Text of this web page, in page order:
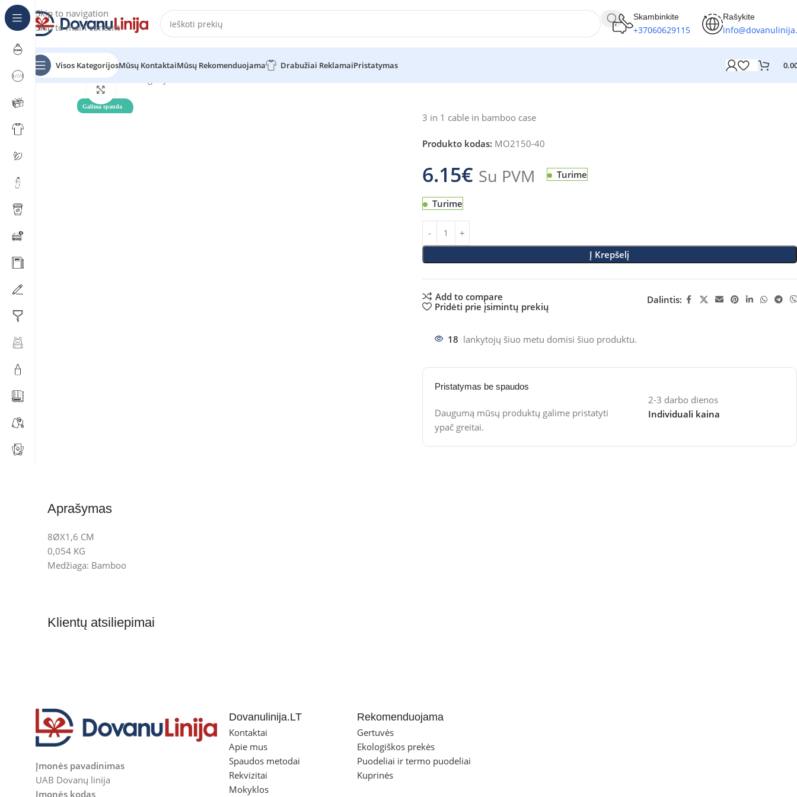
Skip to navigation
Skip to main content
Skambinkite
+37060629115
Rašykite
Visos KategorijosMūsų KontaktaiMūsų Rekomenduojama Drabužiai ReklamaiPristatymas
Pradžia Katalogas
Galima spauda
3 in 1 cable in bamboo case
Produkto kodas: MO2150-40
6.15€ Su PVM Turime
Turime
Į Krepšelį
Add to compare
Pridėti prie įsimintų prekių
Dalintis:
18 lankytojų šiuo metu domisi šiuo produktu.
Pristatymas be spaudos
Daugumą mūsų produktų galime pristatyti
ypač greitai.
2-3 darbo dienos
Individuali kaina
Aprašymas
8ØX1,6 CM
0,054 KG
Medžiaga: Bamboo
Klientų atsiliepimai
Įmonės pavadinimas
UAB Dovanų linija
Įmonės kodas
Dovanulinija.LT
Kontaktai
Apie mus
Spaudos metodai
Rekvizitai
Mokyklos
Rekomenduojama
Gertuvės
Ekologiškos prekės
Puodeliai ir termo puodeliai
Kuprinės